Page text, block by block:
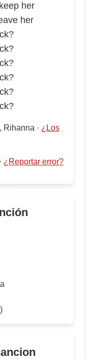
her
her
, Rihanna · ¿Los
· ¿Reportar error?